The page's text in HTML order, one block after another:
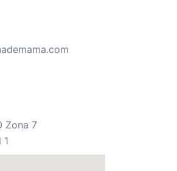
Zona 7
1